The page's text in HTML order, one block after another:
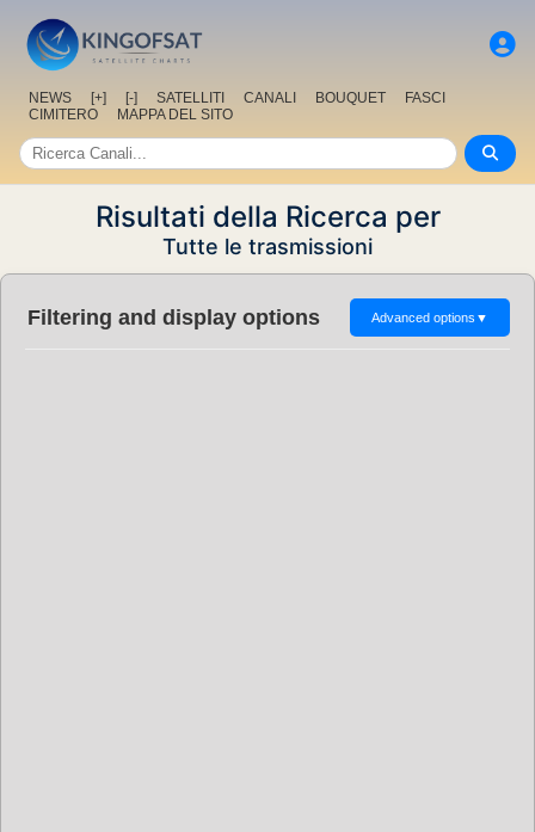
NEWS [+] [-] SATELLITI CANALI BOUQUET
FASCI
CIMITERO
MAPPA DEL SITO
Risultati della Ricerca per
Tutte le trasmissioni
Filtering and display options Advanced options ▼